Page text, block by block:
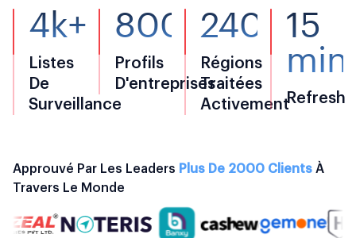
4k+
Listes
De
Surveillance
800k+
Profils
D'entreprises
240
Régions
Traitées
Activement
15
min
Refresh
Approuvé Par Les Leaders Plus De 2000 Clients À
Travers Le Monde